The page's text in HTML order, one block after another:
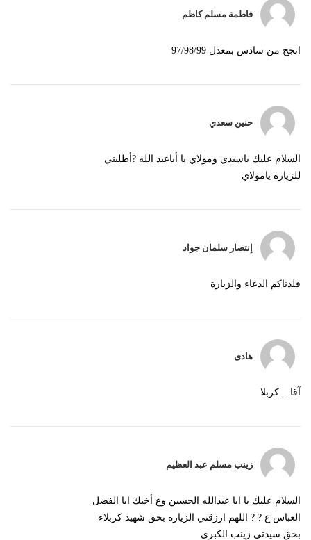
فاطمة مسلم كاظم
انجح من سادس بمعدل 97/98/99
حنين سعدي
السلام عليك ياسيدي ومولاي يا أباعبد الله ?أطلبني
للزيارة يامولاي
إنتصار سلمان جواد
قلدناكم الدعاء والزيارة
هادی
آقا... کربلا
زينب مسلم عبد العظيم
السلام عليك يا ابا عبدالله الحسين وع أخيك ابا الفضل
العباس ع ? ? اللهم ارزقني الزياره بحق شهيد كربلاء
بحق سيدتي زينب الكبرى